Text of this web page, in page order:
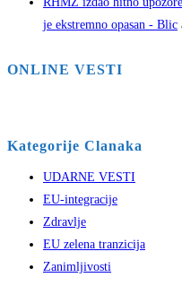
je ekstremno opasan - Blic
ONLINE VESTI
Kategorije Clanaka
UDARNE VESTI
EU-integracije
Zdravlje
EU zelena tranzicija
Zanimljivosti